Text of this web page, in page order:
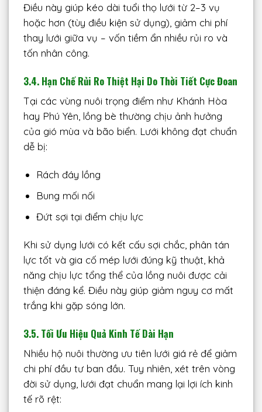
Điều này giúp kéo dài tuổi thọ lưới từ 2–3 vụ
hoặc hơn (tùy điều kiện sử dụng), giảm chi phí
thay lưới giữa vụ – vốn tiềm ẩn nhiều rủi ro và
tốn nhân công.
3.4. Hạn Chế Rủi Ro Thiệt Hại Do Thời Tiết Cực Đoan
Tại các vùng nuôi trọng điểm như Khánh Hòa
hay Phú Yên, lồng bè thường chịu ảnh hưởng
của gió mùa và bão biển. Lưới không đạt chuẩn
dễ bị:
Rách đáy lồng
Bung mối nối
Đứt sợi tại điểm chịu lực
Khi sử dụng lưới có kết cấu sợi chắc, phân tán
lực tốt và gia cố mép lưới đúng kỹ thuật, khả
năng chịu lực tổng thể của lồng nuôi được cải
thiện đáng kể. Điều này giúp giảm nguy cơ mất
trắng khi gặp sóng lớn.
3.5. Tối Ưu Hiệu Quả Kinh Tế Dài Hạn
Nhiều hộ nuôi thường ưu tiên lưới giá rẻ để giảm
chi phí đầu tư ban đầu. Tuy nhiên, xét trên vòng
đời sử dụng, lưới đạt chuẩn mang lại lợi ích kinh
tế rõ rệt: